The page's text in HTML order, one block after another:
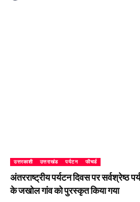
उत्तरकाशी उत्तराखंड पर्यटन फीचर्ड
अंतरराष्ट्रीय पर्यटन दिवस पर सर्वश्रेष्ठ
के जखोल गांव को पुरस्कृत किया गया